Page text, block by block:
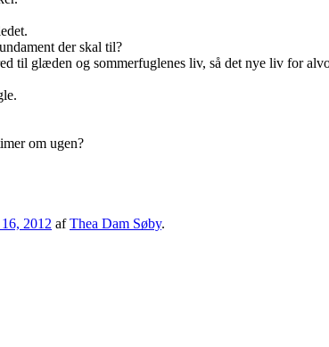
der skal til?
til glæden og sommerfuglenes liv, så det nye liv for
om ugen?
2012 afThea Dam Søby.